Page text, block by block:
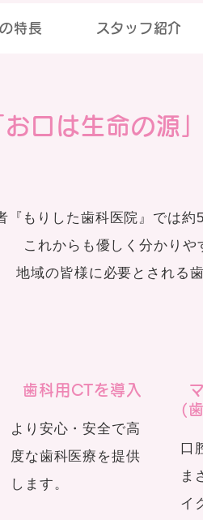
特長 スタッフ紹介
お口は生命の源
『もりした歯科医院』では
これからも優しく分かり
地域の皆様に必要とされる
歯科用CTを導入
より安心・安全で高
度な歯科医療を提供
します。
(
口
ま
イ